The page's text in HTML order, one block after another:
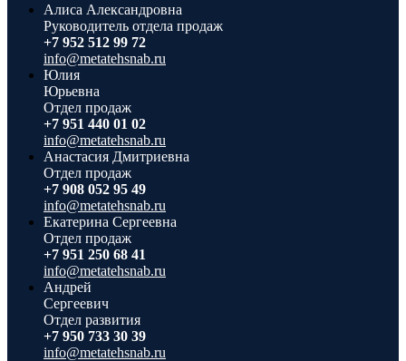
Алиса Александровна
Руководитель отдела продаж
+7 952 512 99 72
info@metatehsnab.ru
Юлия
Юрьевна
Отдел продаж
+7 951 440 01 02
info@metatehsnab.ru
Анастасия Дмитриевна
Отдел продаж
+7 908 052 95 49
info@metatehsnab.ru
Екатерина Сергеевна
Отдел продаж
+7 951 250 68 41
info@metatehsnab.ru
Андрей
Сергеевич
Отдел развития
+7 950 733 30 39
info@metatehsnab.ru